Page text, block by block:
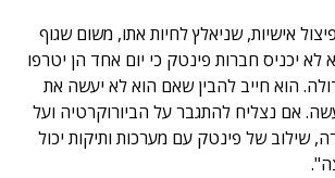
אישיות, שניאלץ לחיות אתו, משום שגוף
לא יכניס חברות פינטק כי יום אחד הן יטרפו
הוא חייב להבין שאם הוא לא יעשה את
אם נצליח להתגבר על הביורוקרטיה ועל
שילוב של פינטק עם מערכות ותיקות יכול